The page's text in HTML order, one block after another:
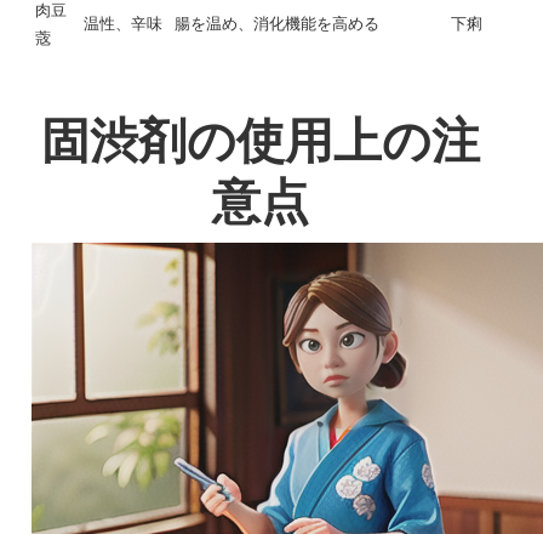
肉豆
蔲
温性、辛味 腸を温め、消化機能を高める 下痢
固渋剤の使用上の注
意点